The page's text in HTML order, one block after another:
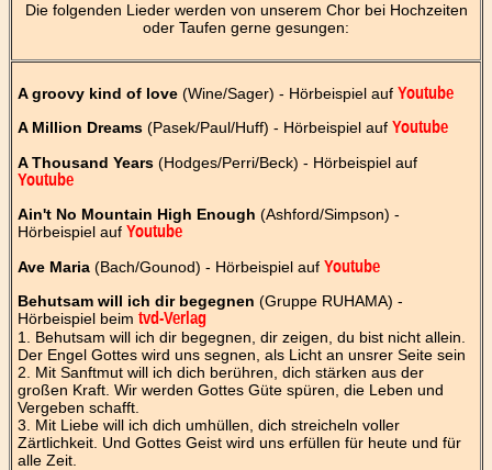
Die folgenden Lieder werden von unserem Chor bei Hochzeiten
oder Taufen gerne gesungen:
A groovy kind of love(Wine/Sager) - Hörbeispiel auf Youtube
A Million Dreams(Pasek/Paul/Huff) - Hörbeispiel auf Youtube
A Thousand Years(Hodges/Perri/Beck) - Hörbeispiel auf
Youtube
Ain't No Mountain High Enough (Ashford/Simpson) -
Hörbeispiel auf Youtube
Ave Maria(Bach/Gounod) - Hörbeispiel auf Youtube
Behutsam will ich dir begegnen (Gruppe RUHAMA) -
Hörbeispiel beim tvd-Verlag
1. Behutsam will ich dir begegnen, dir zeigen, du bist nicht allein.
Der Engel Gottes wird uns segnen, als Licht an unsrer Seite sein
2. Mit Sanftmut will ich dich berühren, dich stärken aus der
großen Kraft. Wir werden Gottes Güte spüren, die Leben und
Vergeben schafft.
3. Mit Liebe will ich dich umhüllen, dich streicheln voller
Zärtlichkeit. Und Gottes Geist wird uns erfüllen für heute und für
alle Zeit.